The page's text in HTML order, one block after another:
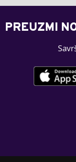
PREUZMI